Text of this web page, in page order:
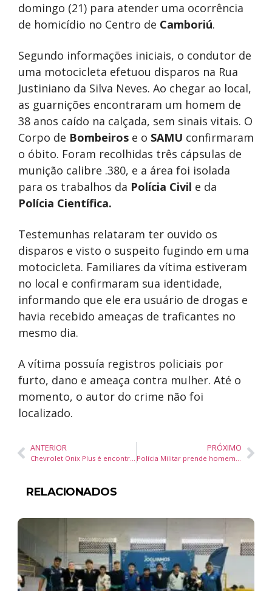
domingo (21) para atender uma ocorrência
de homicídio no Centro de Camboriú.
Segundo informações iniciais, o condutor de
uma motocicleta efetuou disparos na Rua
Justiniano da Silva Neves. Ao chegar ao local,
as guarnições encontraram um homem de
38 anos caído na calçada, sem sinais vitais. O
Corpo de Bombeiros e o SAMU confirmaram
o óbito. Foram recolhidas três cápsulas de
munição calibre .380, e a área foi isolada
para os trabalhos da Polícia Civil e da
Polícia Científica.
Testemunhas relataram ter ouvido os
disparos e visto o suspeito fugindo em uma
motocicleta. Familiares da vítima estiveram
no local e confirmaram sua identidade,
informando que ele era usuário de drogas e
havia recebido ameaças de traficantes no
mesmo dia.
A vítima possuía registros policiais por
furto, dano e ameaça contra mulher. Até o
momento, o autor do crime não foi
localizado.
ANTERIOR
Chevrolet Onix Plus é encontrado capotado em rio na Estrada Geral dos Macacos, Camboriú
PRÓXIMO
Polícia Militar prende homem por tráfico de drogas em Balneário Camboriú
RELACIONADOS